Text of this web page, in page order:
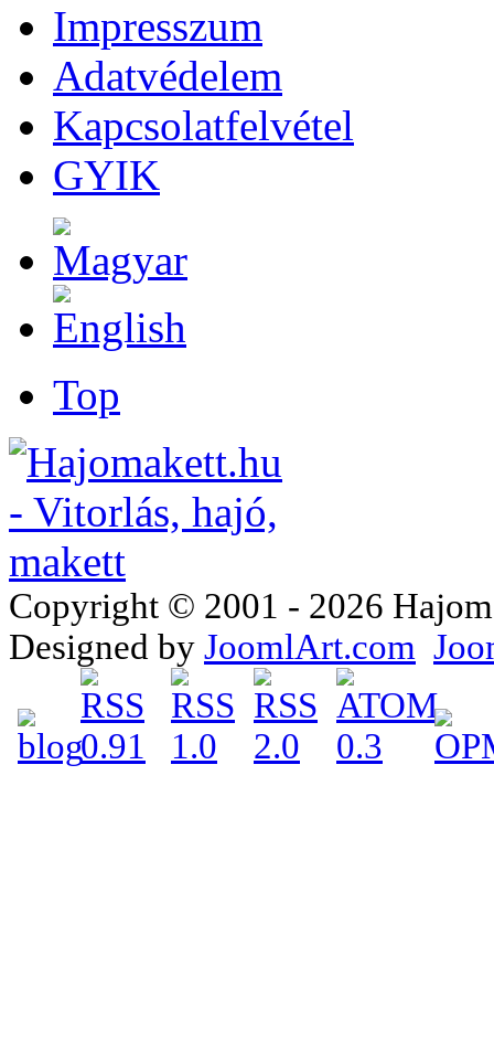
Impresszum
Adatvédelem
Kapcsolatfelvétel
GYIK
Top
Copyright © 2001 - 2026
Designed by JoomlArt.com